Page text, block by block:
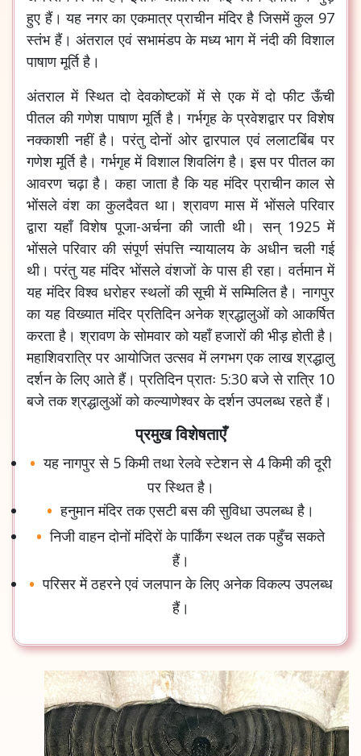
हुए हैं। यह नगर का एकमात्र प्राचीन मंदिर है जिसमें कुल 97
स्तंभ हैं। अंतराल एवं सभामंडप के मध्य भाग में नंदी की विशाल
पाषाण मूर्ति है।
अंतराल में स्थित दो देवकोष्टकों में से एक में दो फीट ऊँची
पीतल की गणेश पाषाण मूर्ति है। गर्भगृह के प्रवेशद्वार पर विशेष
नक्काशी नहीं है। परंतु दोनों ओर द्वारपाल एवं ललाटबिंब पर
गणेश मूर्ति है। गर्भगृह में विशाल शिवलिंग है। इस पर पीतल का
आवरण चढ़ा है। कहा जाता है कि यह मंदिर प्राचीन काल से
भोंसले वंश का कुलदैवत था। श्रावण मास में भोंसले परिवार
द्वारा यहाँ विशेष पूजा-अर्चना की जाती थी। सन् 1925 में
भोंसले परिवार की संपूर्ण संपत्ति न्यायालय के अधीन चली गई
थी। परंतु यह मंदिर भोंसले वंशजों के पास ही रहा। वर्तमान में
यह मंदिर विश्व धरोहर स्थलों की सूची में सम्मिलित है। नागपुर
का यह विख्यात मंदिर प्रतिदिन अनेक श्रद्धालुओं को आकर्षित
करता है। श्रावण के सोमवार को यहाँ हजारों की भीड़ होती है।
महाशिवरात्रि पर आयोजित उत्सव में लगभग एक लाख श्रद्धालु
दर्शन के लिए आते हैं। प्रतिदिन प्रातः 5:30 बजे से रात्रि 10
बजे तक श्रद्धालुओं को कल्याणेश्वर के दर्शन उपलब्ध रहते हैं।
प्रमुख विशेषताएँ
यह नागपुर से 5 किमी तथा रेलवे स्टेशन से 4 किमी की दूरी
पर स्थित है।
हनुमान मंदिर तक एसटी बस की सुविधा उपलब्ध है।
निजी वाहन दोनों मंदिरों के पार्किंग स्थल तक पहुँच सकते
हैं।
परिसर में ठहरने एवं जलपान के लिए अनेक विकल्प उपलब्ध
हैं।